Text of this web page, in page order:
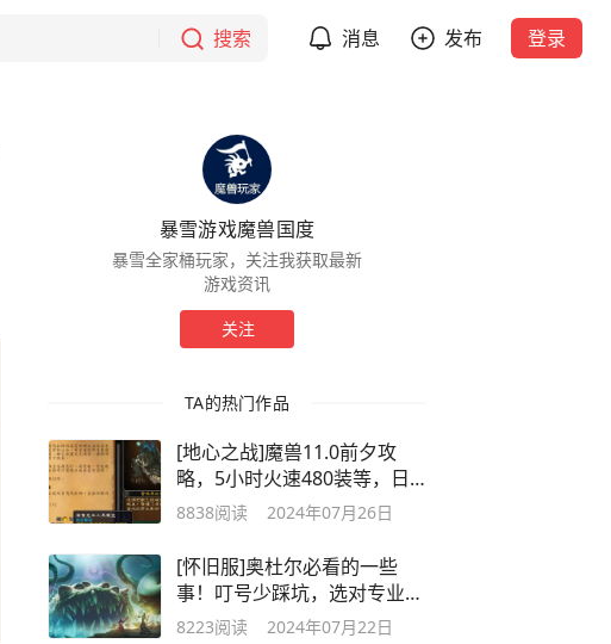
搜索 消息 发布 登录
暴雪游戏魔兽国度
暴雪全家桶玩家，关注我获取最新
游戏资讯
关注
TA的热门作品
[地心之战]魔兽11.0前夕攻
略，5小时火速480装等，日
常周常清单
8838阅读 2024年07月26日
[怀旧服]奥杜尔必看的一些
事！叮号少踩坑，选对专业能
赚“米”
8223阅读 2024年07月22日